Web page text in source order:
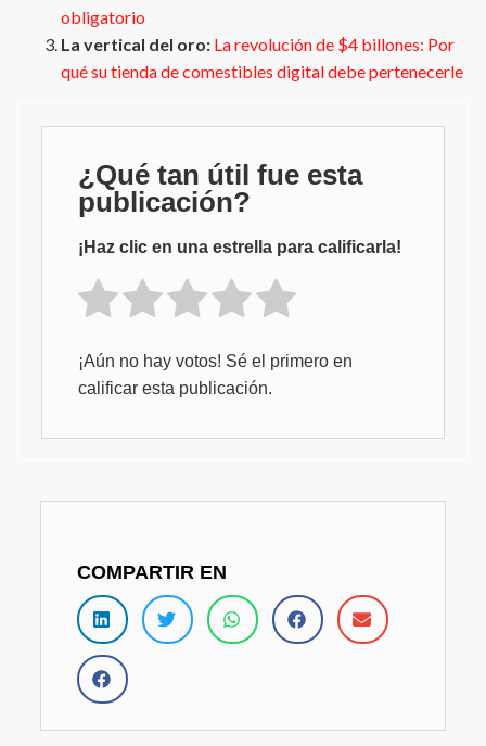
obligatorio
La vertical del oro: La revolución de $4 billones: Por
qué su tienda de comestibles digital debe pertenecerle
¿Qué tan útil fue esta
publicación?
¡Haz clic en una estrella para calificarla!
¡Aún no hay votos! Sé el primero en
calificar esta publicación.
COMPARTIR EN